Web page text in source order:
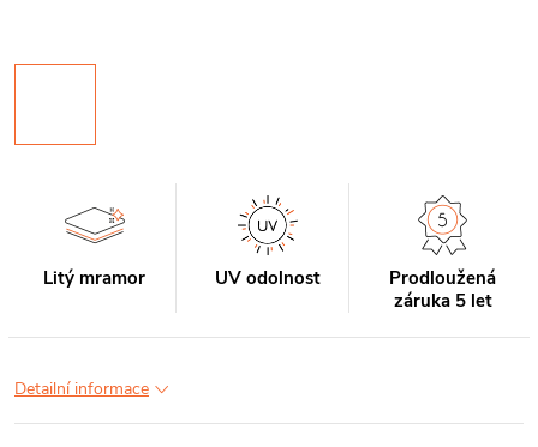
Litý mramor UV odolnost
Prodloužená
záruka 5 let
Detailní informace